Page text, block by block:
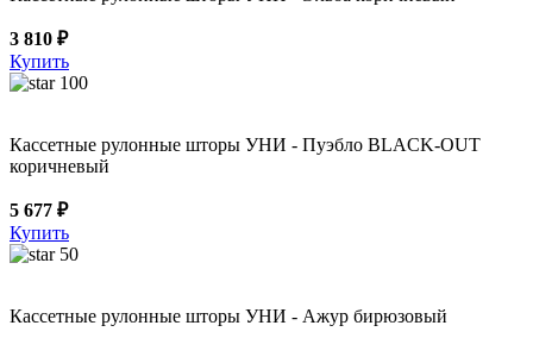
3 810 ₽
Купить
100
Кассетные рулонные шторы УНИ - Пуэбло BLACK-OUT
коричневый
5 677 ₽
Купить
50
Кассетные рулонные шторы УНИ - Ажур бирюзовый